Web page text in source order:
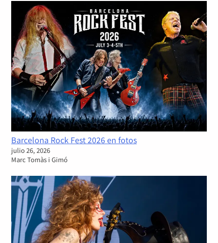
Barcelona Rock Fest 2026 en fotos
julio 26, 2026
Marc Tomàs i Gimó